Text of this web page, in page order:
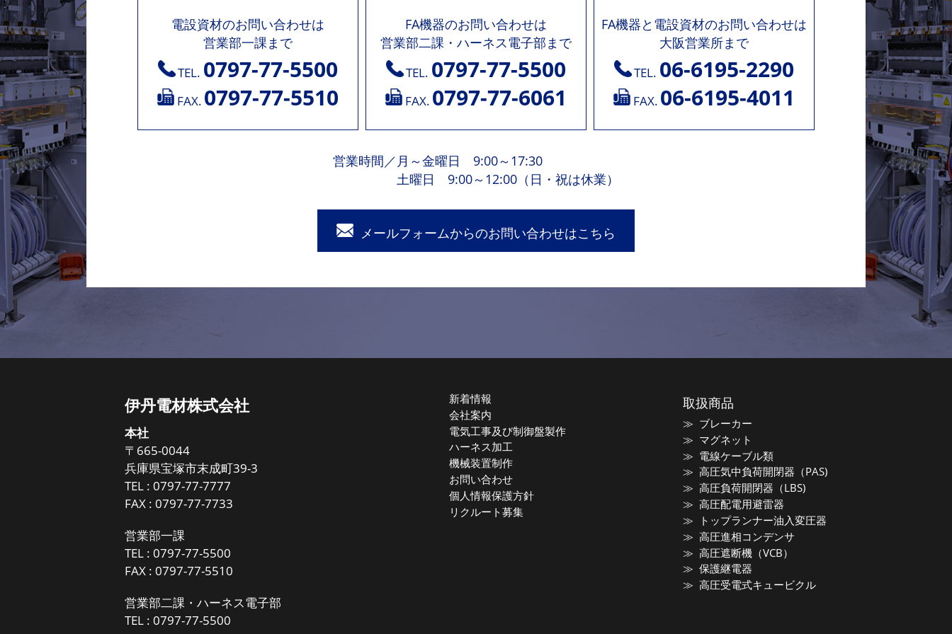
電設資材のお問い合わせは
営業部一課まで
TEL. 0797-77-5500
FAX. 0797-77-5510
FA機器のお問い合わせは
営業部二課・ハーネス電子部まで
TEL. 0797-77-5500
FAX. 0797-77-6061
FA機器と電設資材のお問い合わせは
大阪営業所まで
TEL. 06-6195-2290
FAX. 06-6195-4011
営業時間 ／ 月～金曜日 9:00～17:30
土曜日 9:00～12:00（日・祝は休業）
メールフォームからのお問い合わせはこちら
伊丹電材株式会社
本社
〒665-0044
兵庫県宝塚市末成町39-3
TEL :0797-77-7777
FAX : 0797-77-7733
営業部一課
TEL :0797-77-5500
FAX : 0797-77-5510
営業部二課・ハーネス電子部
TEL :0797-77-5500
新着情報
会社案内
電気工事及び制御盤製作
ハーネス加工
機械装置制作
お問い合わせ
個人情報保護方針
リクルート募集
取扱商品
ブレーカー
マグネット
電線ケーブル類
高圧気中負荷開閉器（PAS)
高圧負荷開閉器（LBS)
高圧配電用避雷器
トップランナー油入変圧器
高圧進相コンデンサ
高圧遮断機（VCB）
保護継電器
高圧受電式キュービクル